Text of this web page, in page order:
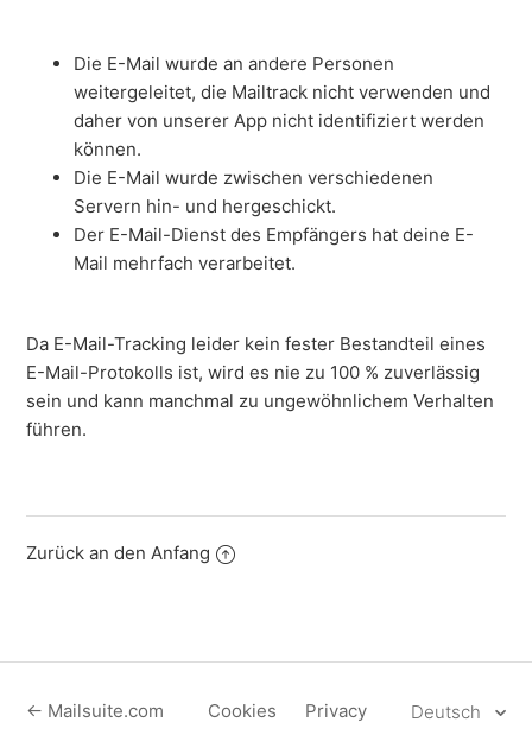
Die E-Mail wurde an andere Personen
weitergeleitet, die Mailtrack nicht verwenden und
daher von unserer App nicht identifiziert werden
können.
Die E-Mail wurde zwischen verschiedenen
Servern hin- und hergeschickt.
Der E-Mail-Dienst des Empfängers hat deine E-
Mail mehrfach verarbeitet.
Da E-Mail-Tracking leider kein fester Bestandteil eines
E-Mail-Protokolls ist, wird es nie zu 100 % zuverlässig
sein und kann manchmal zu ungewöhnlichem Verhalten
führen.
Zurück an den Anfang
← Mailsuite.com Cookies Privacy Deutsch